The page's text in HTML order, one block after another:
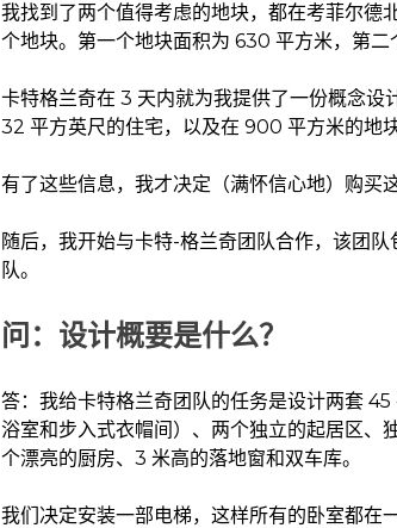
我找到了两个值得考虑的地块，都在考菲尔德
个地块。第一个地块面积为 630 平方米，第二
卡特格兰奇在 3 天内就为我提供了一份概念
32 平方英尺的住宅，以及在 900 平方米的地
有了这些信息，我才决定（满怀信心地）购买
随后，我开始与卡特-格兰奇团队合作，该团
队。
问：设计概要是什么？
答：我给卡特格兰奇团队的任务是设计两套
浴室和步入式衣帽间）、两个独立的起居区、
个漂亮的厨房、3 米高的落地窗和双车库。
我们决定安装一部电梯，这样所有的卧室都在